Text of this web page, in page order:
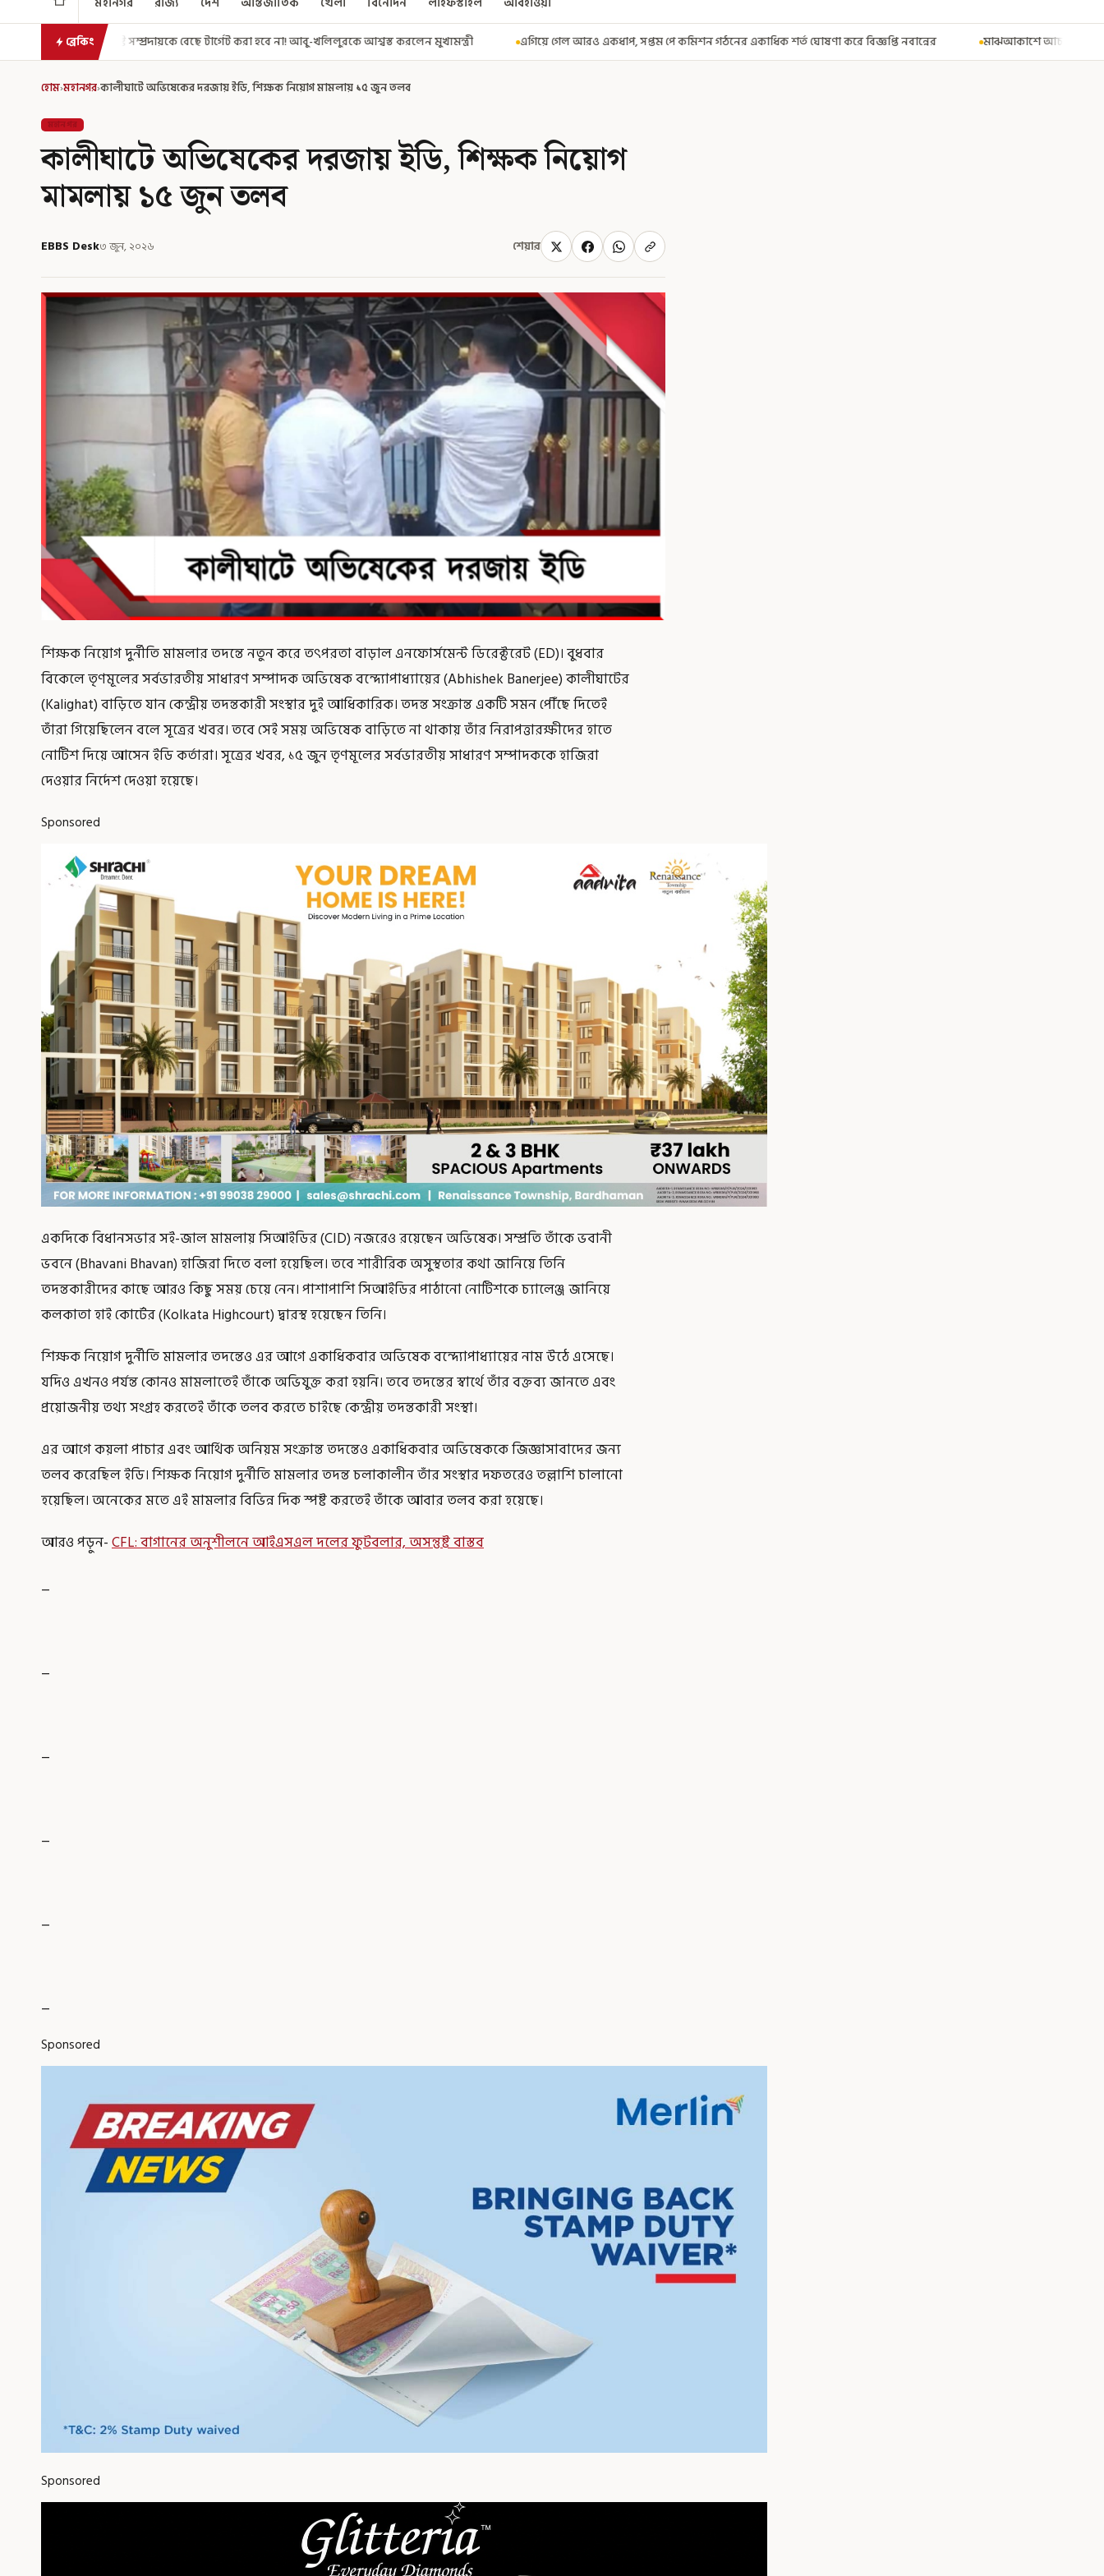
ব্রেকিং
বেছে টার্গেট করা হবে না! আবু-খলিলুরকে আশ্বস্ত করলেন মুখ্যমন্ত্রী এগিয়ে গেল আরও একধাপ, সপ্তম পে কমিশন গঠনের একাধিক শর্ত ঘোষণা করে বিজ্ঞপ্তি নবান্নের মাঝআকাশে আচমকা প্রবল ঝাঁকুনি! এয়ার ইন্ডিয়ার
হোম›মহানগর›কালীঘাটে অভিষেকের দরজায় ইডি, শিক্ষক নিয়োগ মামলায় ১৫ জুন তলব
মহানগর
কালীঘাটে অভিষেকের দরজায় ইডি, শিক্ষক নিয়োগ
মামলায় ১৫ জুন তলব
EBBS Desk৩ জুন, ২০২৬ শেয়ার
শিক্ষক নিয়োগ দুর্নীতি মামলার তদন্তে নতুন করে তৎপরতা বাড়াল এনফোর্সমেন্ট ডিরেক্টরেট (ED)। বুধবার
বিকেলে তৃণমূলের সর্বভারতীয় সাধারণ সম্পাদক অভিষেক বন্দ্যোপাধ্যায়ের (Abhishek Banerjee) কালীঘাটের
(Kalighat) বাড়িতে যান কেন্দ্রীয় তদন্তকারী সংস্থার দুই আধিকারিক। তদন্ত সংক্রান্ত একটি সমন পৌঁছে দিতেই
তাঁরা গিয়েছিলেন বলে সূত্রের খবর। তবে সেই সময় অভিষেক বাড়িতে না থাকায় তাঁর নিরাপত্তারক্ষীদের হাতে
নোটিশ দিয়ে আসেন ইডি কর্তারা। সূত্রের খবর, ১৫ জুন তৃণমূলের সর্বভারতীয় সাধারণ সম্পাদককে হাজিরা
দেওয়ার নির্দেশ দেওয়া হয়েছে।
Sponsored
একদিকে বিধানসভার সই-জাল মামলায় সিআইডির (CID) নজরেও রয়েছেন অভিষেক। সম্প্রতি তাঁকে ভবানী
ভবনে (Bhavani Bhavan) হাজিরা দিতে বলা হয়েছিল। তবে শারীরিক অসুস্থতার কথা জানিয়ে তিনি
তদন্তকারীদের কাছে আরও কিছু সময় চেয়ে নেন। পাশাপাশি সিআইডির পাঠানো নোটিশকে চ্যালেঞ্জ জানিয়ে
কলকাতা হাই কোর্টের (Kolkata Highcourt) দ্বারস্থ হয়েছেন তিনি।
শিক্ষক নিয়োগ দুর্নীতি মামলার তদন্তেও এর আগে একাধিকবার অভিষেক বন্দ্যোপাধ্যায়ের নাম উঠে এসেছে।
যদিও এখনও পর্যন্ত কোনও মামলাতেই তাঁকে অভিযুক্ত করা হয়নি। তবে তদন্তের স্বার্থে তাঁর বক্তব্য জানতে এবং
প্রয়োজনীয় তথ্য সংগ্রহ করতেই তাঁকে তলব করতে চাইছে কেন্দ্রীয় তদন্তকারী সংস্থা।
এর আগে কয়লা পাচার এবং আর্থিক অনিয়ম সংক্রান্ত তদন্তেও একাধিকবার অভিষেককে জিজ্ঞাসাবাদের জন্য
তলব করেছিল ইডি। শিক্ষক নিয়োগ দুর্নীতি মামলার তদন্ত চলাকালীন তাঁর সংস্থার দফতরেও তল্লাশি চালানো
হয়েছিল। অনেকের মতে এই মামলার বিভিন্ন দিক স্পষ্ট করতেই তাঁকে আবার তলব করা হয়েছে।
আরও পড়ুন-CFL: বাগানের অনুশীলনে আইএসএল দলের ফুটবলার, অসন্তুষ্ট বাস্তব
_
_
_
_
_
_
Sponsored
Sponsored